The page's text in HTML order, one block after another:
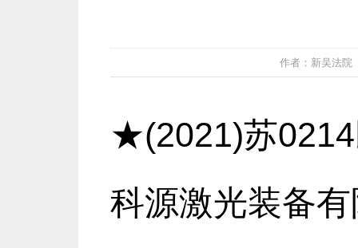
作者：新吴法院
★(2021)苏
科源激光装备